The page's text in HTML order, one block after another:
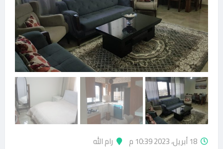
18 أبريل، 2023 10:39 م رام الله